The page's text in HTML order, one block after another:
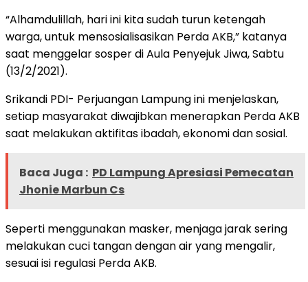
“Alhamdulillah, hari ini kita sudah turun ketengah
warga, untuk mensosialisasikan Perda AKB,” katanya
saat menggelar sosper di Aula Penyejuk Jiwa, Sabtu
(13/2/2021).
Srikandi PDI- Perjuangan Lampung ini menjelaskan,
setiap masyarakat diwajibkan menerapkan Perda AKB
saat melakukan aktifitas ibadah, ekonomi dan sosial.
Baca Juga : PD Lampung Apresiasi Pemecatan
Jhonie Marbun Cs
Seperti menggunakan masker, menjaga jarak sering
melakukan cuci tangan dengan air yang mengalir,
sesuai isi regulasi Perda AKB.